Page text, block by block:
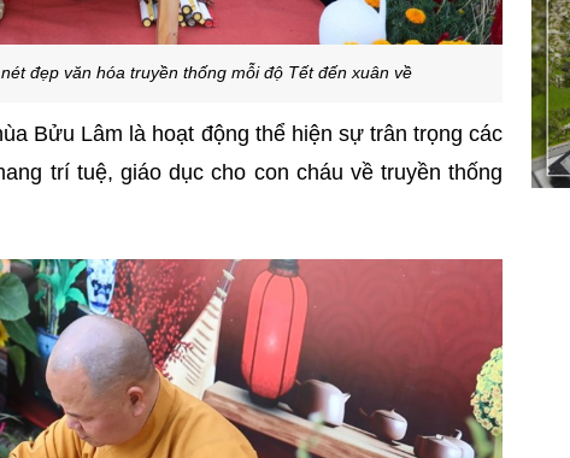
đẹp văn hóa truyền thống mỗi độ Tết đến xuân về
Bửu Lâm là hoạt động thể hiện sự trân trọng các
trí tuệ, giáo dục cho con cháu về truyền thống